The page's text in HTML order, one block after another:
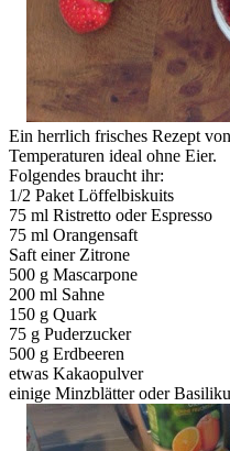
Ein herrlich frisches Rezept
Temperaturen ideal ohne Eier.
Folgendes braucht ihr:
1/2 Paket Löffelbiskuits
75 ml Ristretto oder Espresso
75 ml Orangensaft
Saft einer Zitrone
500 g Mascarpone
200 ml Sahne
150 g Quark
75 g Puderzucker
500 g Erdbeeren
etwas Kakaopulver
einige Minzblätter oder